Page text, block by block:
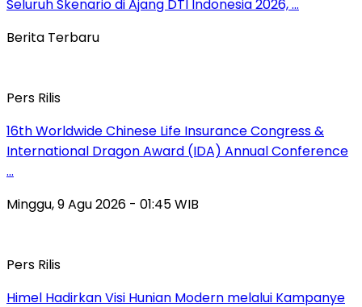
Seluruh Skenario di Ajang DTI Indonesia 2026, …
Berita Terbaru
Pers Rilis
16th Worldwide Chinese Life Insurance Congress &
International Dragon Award (IDA) Annual Conference
…
Minggu, 9 Agu 2026 - 01:45 WIB
Pers Rilis
Himel Hadirkan Visi Hunian Modern melalui Kampanye